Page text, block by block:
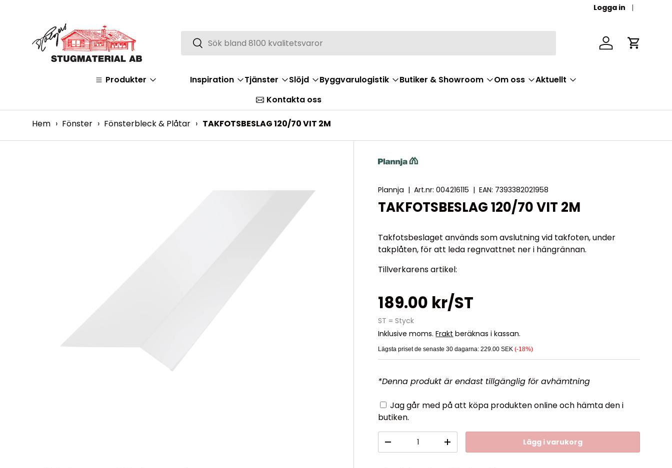
Logga in
Sök Logga inVagn
Produkter Inspiration Tjänster Slöjd Byggvarulogistik Butiker & Showroom Om oss
Aktuellt
Kontakta oss
Hem › Fönster › Fönsterbleck & Plåtar › TAKFOTSBESLAG 120/70 VIT 2M
Plannja |Art.nr: 004216115 |EAN: 7393382021958
TAKFOTSBESLAG 120/70 VIT 2M
Takfotsbeslaget används som avslutning vid takfoten, under
takplåten, för att leda regnvattnet ner i hängrännan.
Tillverkarens artikel:
189.00 kr/ST
ST = Styck
Inklusive moms.Frakt beräknas i kassan.
Lägsta priset de senaste 30 dagarna:229.00 SEK (-18%)
*Denna produkt är endast tillgänglig för avhämtning
Jag går med på att köpa produkten online och hämta den i
butiken.
-
+ Lägg i varukorg